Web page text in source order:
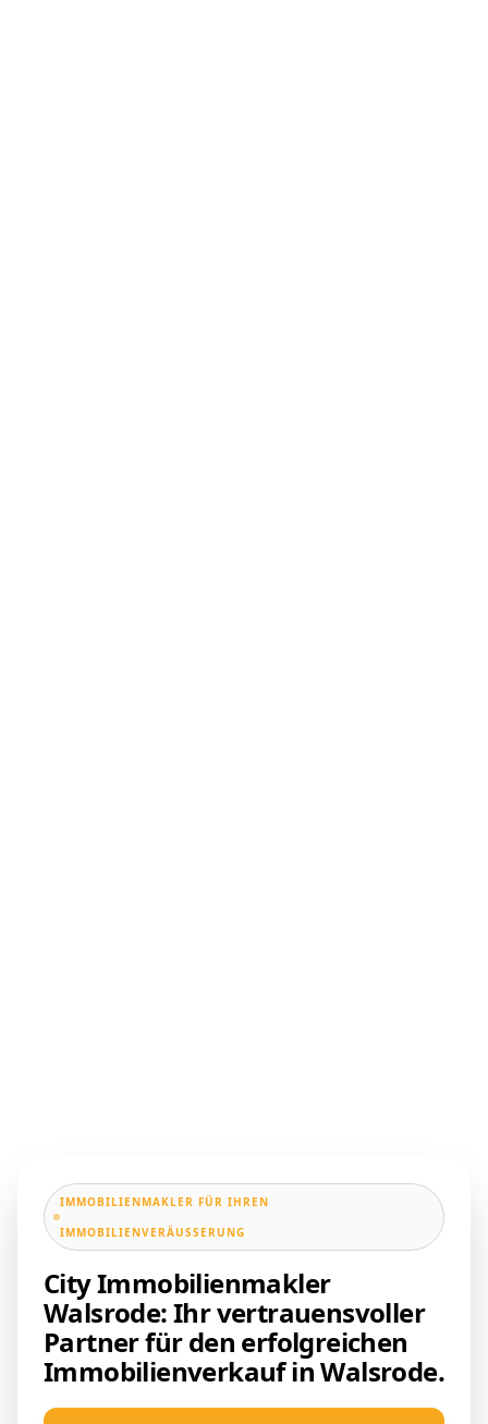
IMMOBILIENMAKLER FÜR IHREN
IMMOBILIENVERÄUSSERUNG
City Immobilienmakler
Walsrode: Ihr vertrauensvoller
Partner für den erfolgreichen
Immobilienverkauf in Walsrode.